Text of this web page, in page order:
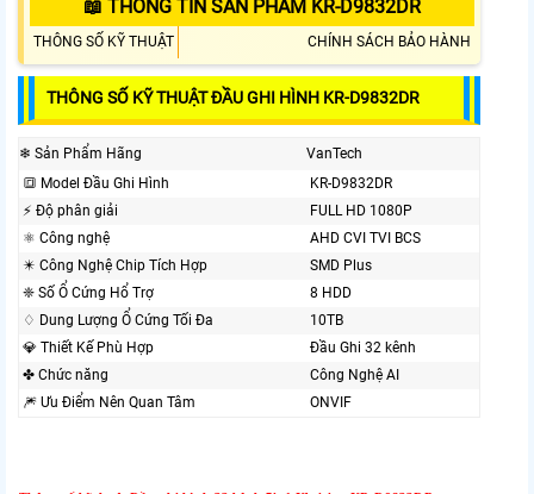
📖 THÔNG TIN SẢN PHẨM KR-D9832DR
THÔNG SỐ KỸ THUẬT CHÍNH SÁCH BẢO HÀNH
THÔNG SỐ KỸ THUẬT ĐẦU GHI HÌNH KR-D9832DR
❄ Sản Phẩm Hãng
VanTech
🔳 Model Đầu Ghi Hình
KR-D9832DR
️⚡ Độ phân giải
FULL HD 1080P
⚛️ Công nghệ
AHD CVI TVI BCS
✴️ Công Nghệ Chip Tích Hợp
SMD Plus
❈ Số Ổ Cứng Hổ Trợ
8 HDD
♢ Dung Lượng Ổ Cứng Tối Đa
10TB
💎 Thiết Kế Phù Hợp
Đầu Ghi 32 kênh
✤ Chức năng
Công Nghệ AI
🎆 Ưu Điểm Nên Quan Tâm
ONVIF